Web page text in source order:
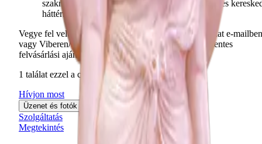
szakmai múlttal, illetve leinformálható, tisztességes
háttérrel rendelkezünk.
Vegye fel velünk a kapcsolatot még ma, küldjön fotókat e-mailben
vagy Viberen/WhatsAppon, és kérjen kötelezettségmentes
felvásárlási ajánlatot!
1 találat ezzel a címkével.
Hívjon most
Üzenet és fotók küldése
Szolgáltatás
Megtekintés